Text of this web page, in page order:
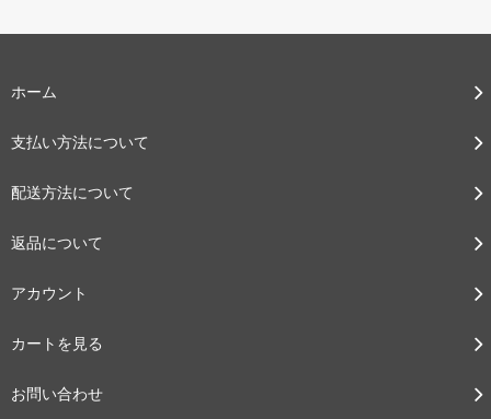
ホーム
支払い方法について
配送方法について
返品について
アカウント
カートを見る
お問い合わせ